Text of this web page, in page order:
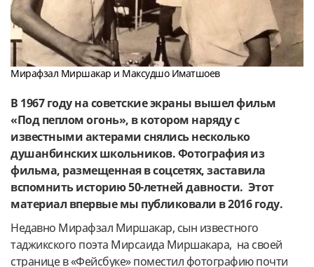
Мирафзал Миршакар и Максудшо Иматшоев
В 1967 году на советские экраны вышел фильм
«Под пеплом огонь», в котором наряду с
известными актерами снялись несколько
душанбинских школьников. Фотография из
фильма, размещенная в соцсетях, заставила
вспомнить историю 50-летней давности. Этот
материал впервые мы публиковали в 2016 году.
Недавно Мирафзал Миршакар, сын известного
таджикского поэта Мирсаида Миршакара, на своей
странице в «Фейсбуке» поместил фотографию почти